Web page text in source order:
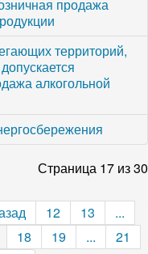
продажа
территорий,
алкогольной
Страница 17 из 30
12 13
...
18 19 ...
21